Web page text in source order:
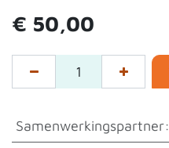
€ 50,00
Samenwerkingspartner: